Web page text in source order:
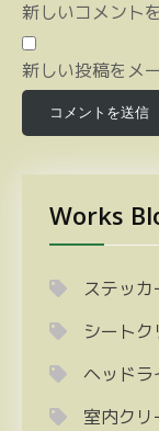
新しいコメント
新しい投稿をメ
Works
ステッカ
シート
ヘッドラ
室内ク